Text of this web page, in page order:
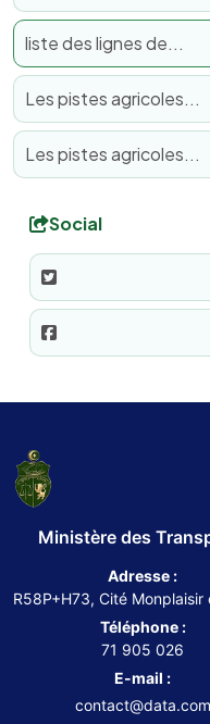
liste des lignes de...
Les pistes agricoles...
Les pistes agricoles...
Social
Ministère des
Adresse :
R58P+H73, Cité Monplaisir
Téléphone :
71 905 026
E-mail :
contact@data.com